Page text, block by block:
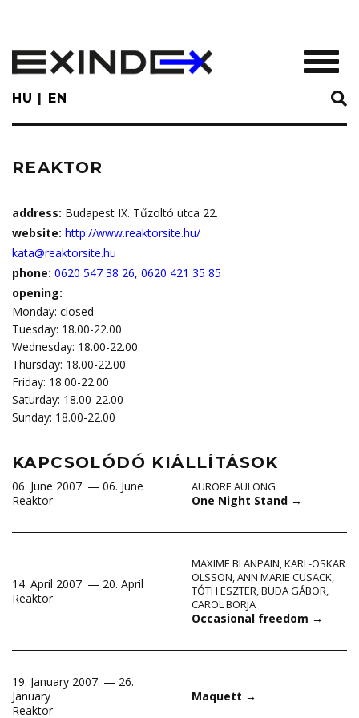
main
content
HU EN
REAKTOR
address: Budapest IX. Tűzoltó utca 22.
website: http://www.reaktorsite.hu/
kata@reaktorsite.hu
phone: 0620 547 38 26, 0620 421 35 85
opening:
Monday: closed
Tuesday: 18.00-22.00
Wednesday: 18.00-22.00
Thursday: 18.00-22.00
Friday: 18.00-22.00
Saturday: 18.00-22.00
Sunday: 18.00-22.00
KAPCSOLÓDÓ KIÁLLÍTÁSOK
06. June 2007. — 06. June
Reaktor
AURORE AULONG
One Night Stand →
14. April 2007. — 20. April
Reaktor
MAXIME BLANPAIN,KARL-OSKAR
OLSSON,ANN MARIE CUSACK,
TÓTH ESZTER,BUDA GÁBOR,
CAROL BORJA
Occasional freedom →
19. January 2007. — 26.
January
Reaktor
Maquett →